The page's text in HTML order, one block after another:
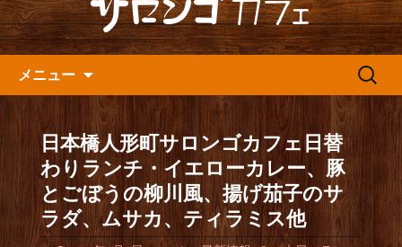
メニュー
検
日本橋人形町サロンゴカフェ日替
わりランチ・イエローカレー、豚
とごぼうの柳川風、揚げ茄子のサ
ラダ、ムサカ、ティラミス他